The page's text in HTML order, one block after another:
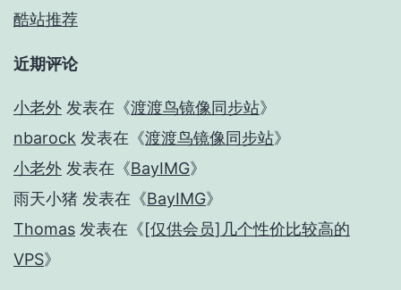
酷站推荐
近期评论
小老外 发表在《渡渡鸟镜像同步站》
nbarock 发表在《渡渡鸟镜像同步站》
小老外 发表在《BayIMG》
雨天小猪 发表在《BayIMG》
Thomas 发表在《[仅供会员]几个性价比较高的
VPS》